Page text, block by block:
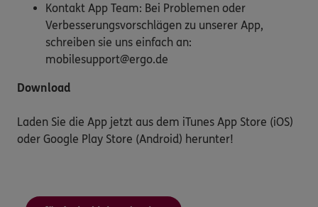
Kontakt App Team: Bei Problemen oder
Verbesserungsvorschlägen zu unserer App,
schreiben sie uns einfach an:
mobilesupport@ergo.de
Download
Laden Sie die App jetzt aus dem iTunes App Store (iOS)
oder Google Play Store (Android) herunter!